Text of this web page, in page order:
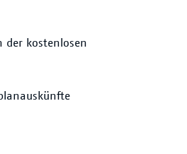
der kostenlosen